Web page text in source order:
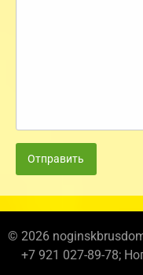
Отправить
© 2026
+7 921 027-89-78;